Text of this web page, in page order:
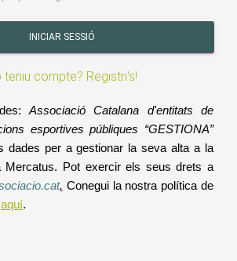
INICIAR SESSIÓ
teniu compte? Registri's!
:Associació Catalana d'entitats de
esportives públiques “GESTIONA”
dades per a gestionar la seva alta a la
Mercatus. Pot exercir els seus drets a
. Conegui la nostra política de
aquí.